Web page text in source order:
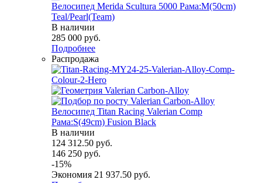
Велосипед Merida Scultura 5000 Рама:M(50cm)
Teal/Pearl(Team)
В наличии
285 000 руб.
Подробнее
Распродажа
Велосипед Titan Racing Valerian Comp
Рама:S(49cm) Fusion Black
В наличии
124 312.50 руб.
146 250 руб.
-15%
Экономия 21 937.50 руб.